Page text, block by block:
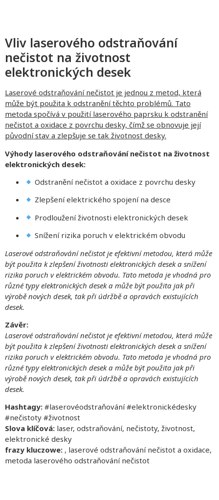
Vliv laserového odstraňování
nečistot na životnost
elektronických desek
Laserové odstraňování nečistot je jednou z metod, která
může být použita k odstranění těchto problémů. Tato
metoda spočívá v použití laserového paprsku k odstranění
nečistot a oxidace z povrchu desky, čímž se obnovuje její
původní stav a zlepšuje se tak životnost desky.
Výhody laserového odstraňování nečistot na životnost
elektronických desek:
Odstranění nečistot a oxidace z povrchu desky
Zlepšení elektrického spojení na desce
Prodloužení životnosti elektronických desek
Snížení rizika poruch v elektrickém obvodu
Laserové odstraňování nečistot je efektivní metodou, která může
být použita k zlepšení životnosti elektronických desek a snížení
rizika poruch v elektrickém obvodu. Tato metoda je vhodná pro
různé typy elektronických desek a může být použita jak při
výrobě nových desek, tak při údržbě a opravách existujících
desek.
Závěr:
Laserové odstraňování nečistot je efektivní metodou, která může
být použita k zlepšení životnosti elektronických desek a snížení
rizika poruch v elektrickém obvodu. Tato metoda je vhodná pro
různé typy elektronických desek a může být použita jak při
výrobě nových desek, tak při údržbě a opravách existujících
desek.
Hashtagy: #laserovéodstraňování #elektronickédesky
#nečistoty #životnost
Slova klíčová: laser, odstraňování, nečistoty, životnost,
elektronické desky
frazy kluczowe: , laserové odstraňování nečistot a oxidace,
metoda laserového odstraňování nečistot